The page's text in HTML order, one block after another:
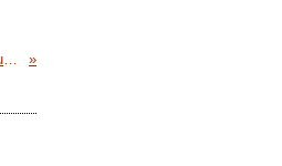
cantonales d'Avranches : réunions publiques de Thierry Pennec (PS)